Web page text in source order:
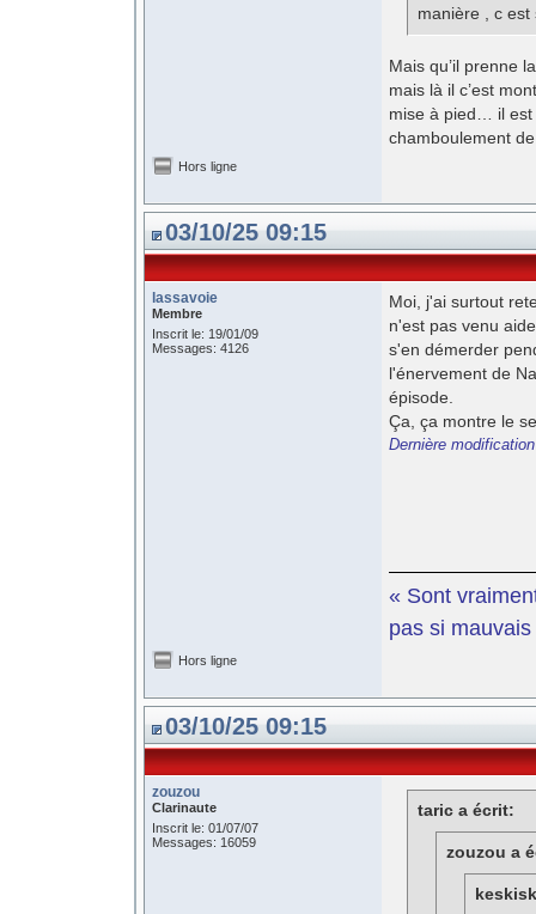
manière , c est
Mais qu’il prenne
mais là il c’est
mise à pied… il est
chamboulement
Hors ligne
03/10/25 09:15
lassavoie
Membre
Inscrit le: 19/01/09
Messages: 4126
Moi, j'ai surtout
n'est pas venu
s'en démerder
l'énervement de
épisode.
Ça, ça montre le
Dernière
« Sont
pas si
Hors ligne
03/10/25 09:15
zouzou
Clarinaute
Inscrit le: 01/07/07
Messages: 16059
taric a écrit:
zouzou a